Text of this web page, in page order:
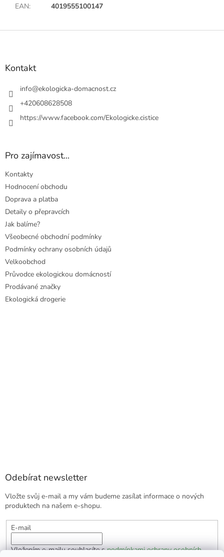
EAN: 4019555100147
Z
Kontakt
info@ekologicka-domacnost.cz
+420608628508
https://www.facebook.com/Ekologicke.cistice
Pro zajímavost...
Kontakty
Hodnocení obchodu
Doprava a platba
Detaily o přepravcích
Jak balíme?
Všeobecné obchodní podmínky
Podmínky ochrany osobních údajů
Velkoobchod
Průvodce ekologickou domácností
Prodávané značky
Ekologická drogerie
Odebírat newsletter
Vložte svůj e-mail a my vám budeme zasílat informace o nových
produktech na našem e-shopu.
E-mail
Vložením e-mailu souhlasíte spodmínkami ochrany osobních